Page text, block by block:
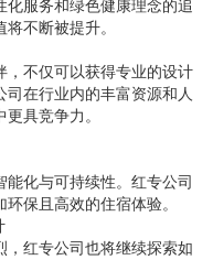
服务和绿色健康理念的追
不断被提升。
，不仅可以获得专业的设计
在行业内的丰富资源和人
具竞争力。
化与可持续性。红专公司
保且高效的住宿体验。
，红专公司也将继续探索如